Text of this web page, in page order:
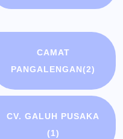
CAMAT
PANGALENGAN(2)
CV. GALUH PUSAKA
(1)